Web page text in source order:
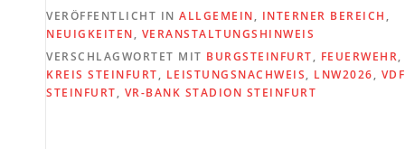
VERÖFFENTLICHT IN ALLGEMEIN, INTERNER BEREICH ,
NEUIGKEITEN, VERANSTALTUNGSHINWEIS
VERSCHLAGWORTET MIT BURGSTEINFURT, FEUERWEHR,
KREIS STEINFURT, LEISTUNGSNACHWEIS, LNW2026, VDF
STEINFURT, VR-BANK STADION STEINFURT